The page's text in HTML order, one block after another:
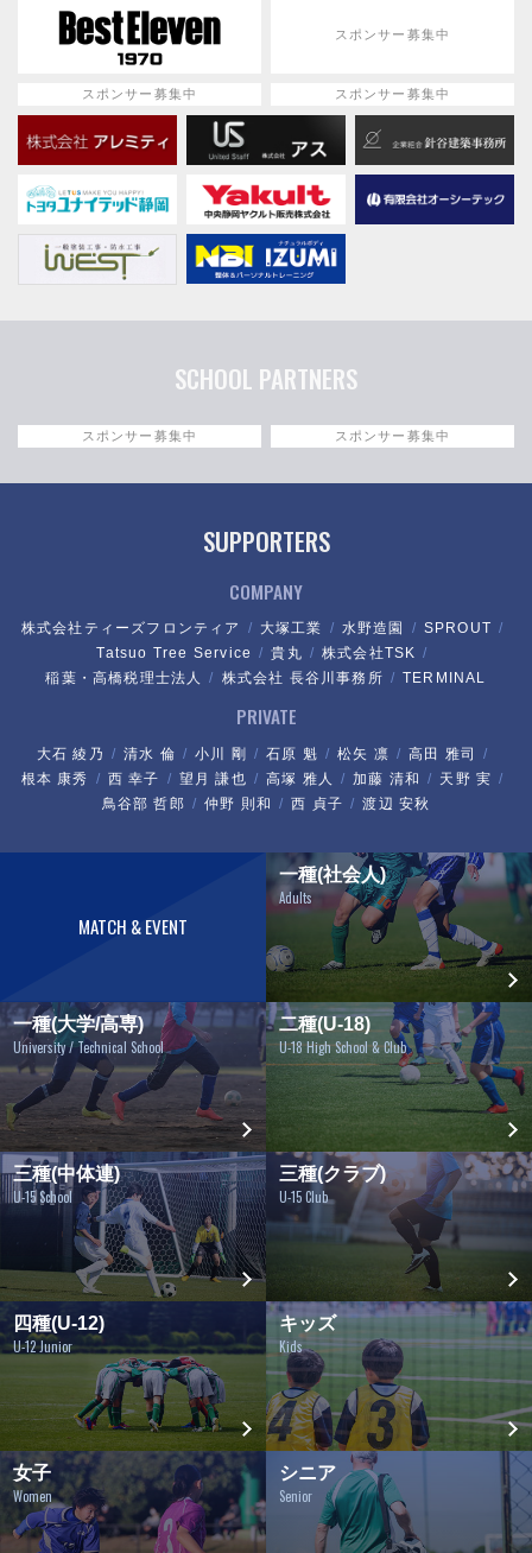
スポンサー募集中
スポンサー募集中 スポンサー募集中
SCHOOL PARTNERS
スポンサー募集中 スポンサー募集中
SUPPORTERS
COMPANY
株式会社ティーズフロンティア 大塚工業 水野造園
SPROUT
Tatsuo Tree Service
貴丸
株式会社TSK
稲葉・高橋税理士法人
株式会社 長谷川事務所 TERMINAL
PRIVATE
大石 綾乃 清水 倫 小川 剛 石原 魁 松矢 凛
高田 雅司
根本 康秀
西 幸子 望月 謙也 高塚 雅人 加藤 清和
天野 実
鳥谷部 哲郎
仲野 則和 西 貞子 渡辺 安秋
MATCH & EVENT
一種(社会人)
Adults
一種(大学/高専)
University / Technical School
二種(U-18)
U-18 High School & Club
三種(中体連)
U-15 School
三種(クラブ)
U-15 Club
四種(U-12)
U-12 Junior
キッズ
Kids
女子
Women
シニア
Senior